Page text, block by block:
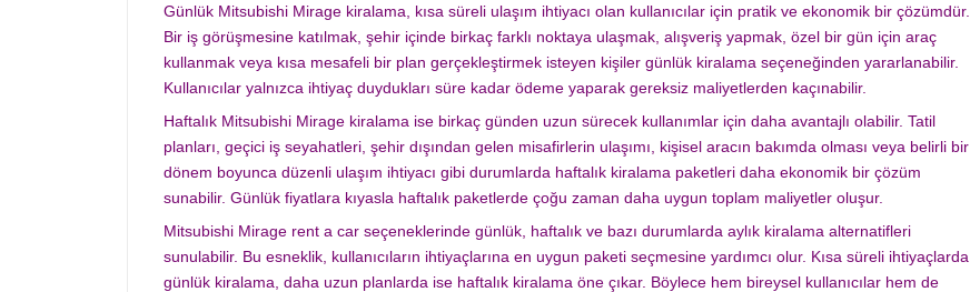
Günlük Mitsubishi Mirage kiralama, kısa süreli ulaşım ihtiyacı olan kullanıcılar için pratik ve ekonomik bir çözümdür.
Bir iş görüşmesine katılmak, şehir içinde birkaç farklı noktaya ulaşmak, alışveriş yapmak, özel bir gün için araç
kullanmak veya kısa mesafeli bir plan gerçekleştirmek isteyen kişiler günlük kiralama seçeneğinden yararlanabilir.
Kullanıcılar yalnızca ihtiyaç duydukları süre kadar ödeme yaparak gereksiz maliyetlerden kaçınabilir.
Haftalık Mitsubishi Mirage kiralama ise birkaç günden uzun sürecek kullanımlar için daha avantajlı olabilir. Tatil
planları, geçici iş seyahatleri, şehir dışından gelen misafirlerin ulaşımı, kişisel aracın bakımda olması veya belirli bir
dönem boyunca düzenli ulaşım ihtiyacı gibi durumlarda haftalık kiralama paketleri daha ekonomik bir çözüm
sunabilir. Günlük fiyatlara kıyasla haftalık paketlerde çoğu zaman daha uygun toplam maliyetler oluşur.
Mitsubishi Mirage rent a car seçeneklerinde günlük, haftalık ve bazı durumlarda aylık kiralama alternatifleri
sunulabilir. Bu esneklik, kullanıcıların ihtiyaçlarına en uygun paketi seçmesine yardımcı olur. Kısa süreli ihtiyaçlarda
günlük kiralama, daha uzun planlarda ise haftalık kiralama öne çıkar. Böylece hem bireysel kullanıcılar hem de